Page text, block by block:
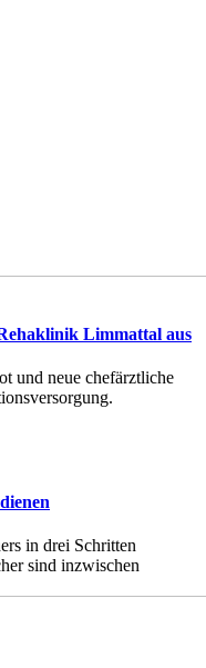
Limmattal aus
und neue chefärztliche
in drei Schritten
sind inzwischen